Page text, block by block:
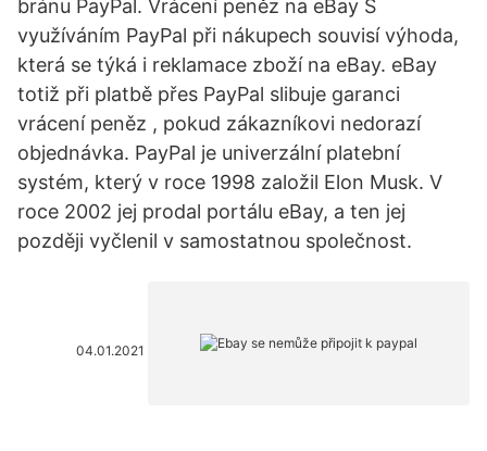
bránu PayPal. Vrácení peněz na eBay S
využíváním PayPal při nákupech souvisí výhoda,
která se týká i reklamace zboží na eBay. eBay
totiž při platbě přes PayPal slibuje garanci
vrácení peněz , pokud zákazníkovi nedorazí
objednávka. PayPal je univerzální platební
systém, který v roce 1998 založil Elon Musk. V
roce 2002 jej prodal portálu eBay, a ten jej
později vyčlenil v samostatnou společnost.
04.01.2021